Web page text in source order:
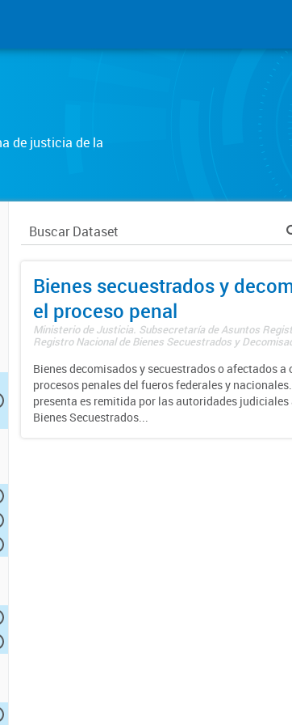
de justicia de la
Bienes secuestrados y
el proceso penal
Ministerio de Justicia. Subsecretaría de Asuntos
Registro Nacional de Bienes Secuestrados y
Bienes decomisados y secuestrados o afectados
procesos penales del fueros federales y
presenta es remitida por las autoridades
Bienes Secuestrados...